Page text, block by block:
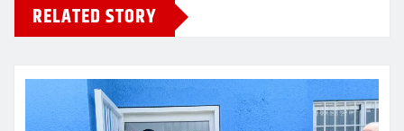
RELATED STORY